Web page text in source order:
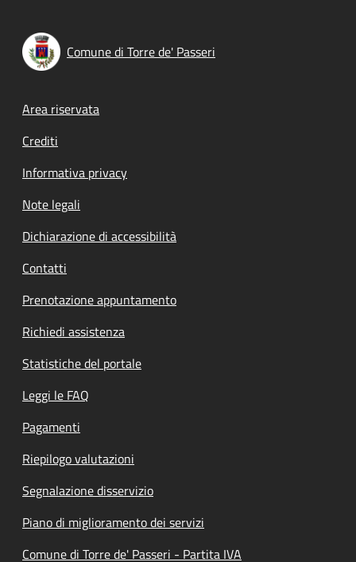
Comune di Torre de' Passeri
Footer menu
Area riservata
Crediti
Informativa privacy
Note legali
Dichiarazione di accessibilità
Contatti
Prenotazione appuntamento
Richiedi assistenza
Statistiche del portale
Leggi le FAQ
Pagamenti
Riepilogo valutazioni
Segnalazione disservizio
Piano di miglioramento dei servizi
Comune di Torre de' Passeri - Partita IVA